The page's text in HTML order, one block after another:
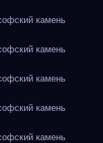
камень
камень
камень
камень
камень